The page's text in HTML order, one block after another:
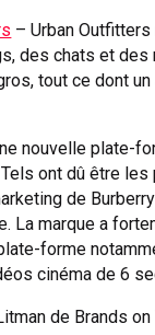
– Urban
des chats et des
tout ce dont
nouvelle plate-
ont dû être
de Burberry
La marque a
forme
cinéma de 6
de Brands on